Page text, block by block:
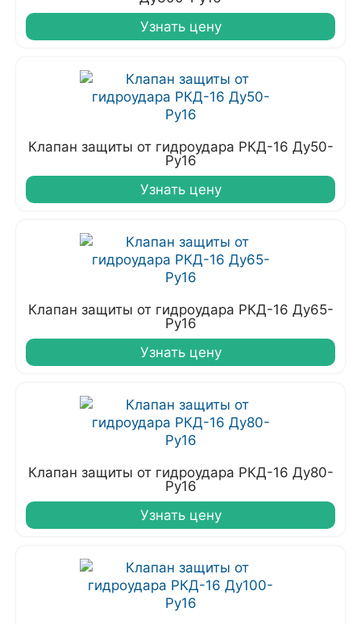
Узнать цену
Клапан защиты от гидроудара РКД-16 Ду50-
Ру16
Узнать цену
Клапан защиты от гидроудара РКД-16 Ду65-
Ру16
Узнать цену
Клапан защиты от гидроудара РКД-16 Ду80-
Ру16
Узнать цену